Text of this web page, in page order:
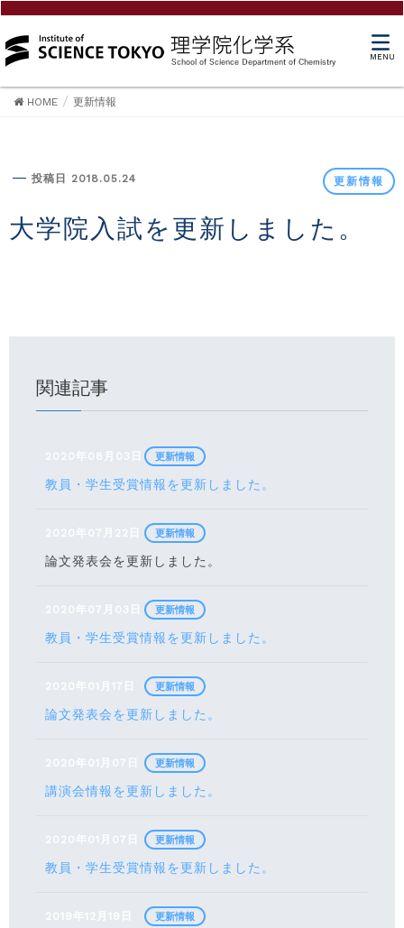
MENU
HOME 更新情報
投稿日 2018.05.24 更新情報
大学院入試を更新しました。
関連記事
2020年08月03日
教員・学生受賞情報を更新しました。
更新情報
2020年07月22日
論文発表会を更新しました。
更新情報
2020年07月03日
教員・学生受賞情報を更新しました。
更新情報
2020年01月17日
論文発表会を更新しました。
更新情報
2020年01月07日
講演会情報を更新しました。
更新情報
2020年01月07日
教員・学生受賞情報を更新しました。
更新情報
2019年12月19日 更新情報